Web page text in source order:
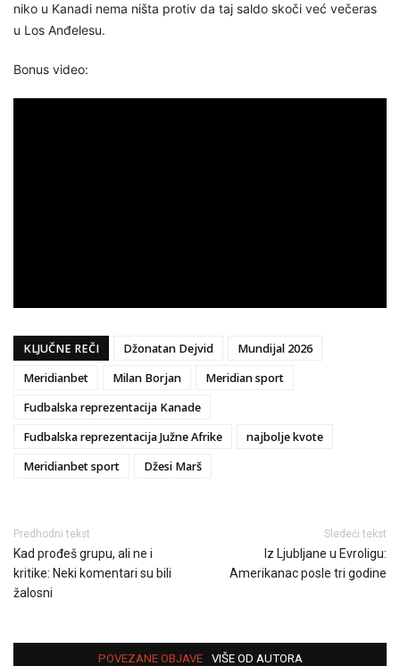
niko u Kanadi nema ništa protiv da taj saldo skoči već večeras
u Los Anđelesu.
Bonus video:
KLJUČNE REČI Džonatan Dejvid
Mundijal 2026
Meridianbet
Milan Borjan
Meridian sport
Fudbalska reprezentacija Kanade
Fudbalska reprezentacija Južne Afrike
najbolje kvote
Meridianbet sport
Džesi Marš
Predhodni tekst
Kad prođeš grupu, ali ne i
kritike: Neki komentari su bili
žalosni
Sledeći tekst
Iz Ljubljane u Evroligu:
Amerikanac posle tri godine
POVEZANE OBJAVE VIŠE OD AUTORA